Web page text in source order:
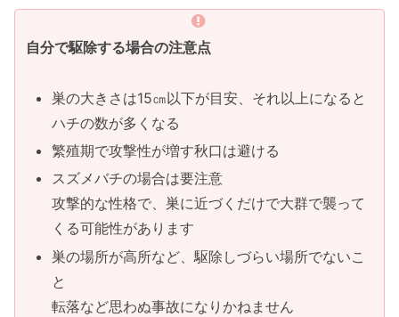
自分で駆除する場合の注意点
巣の大きさは15㎝以下が目安、それ以上になると
ハチの数が多くなる
繁殖期で攻撃性が増す秋口は避ける
スズメバチの場合は要注意
攻撃的な性格で、巣に近づくだけで大群で襲って
くる可能性があります
巣の場所が高所など、駆除しづらい場所でないこ
と
転落など思わぬ事故になりかねません